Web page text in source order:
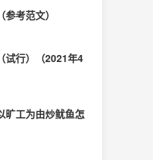
考范文）
试行）（2021年4
旷工为由炒鱿鱼怎